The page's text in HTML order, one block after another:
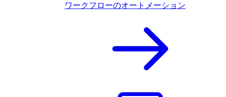
ワークフローのオートメーション